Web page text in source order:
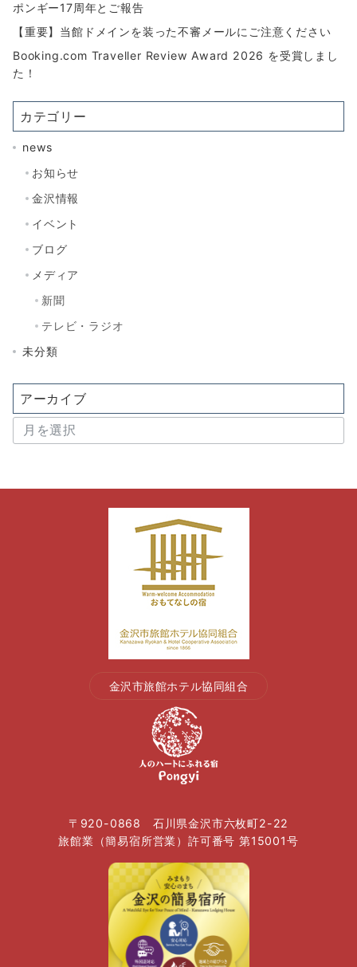
ポンギー17周年とご報告
【重要】当館ドメインを装った不審メールにご注意ください
Booking.com Traveller Review Award 2026 を受賞しまし
た！
カテゴリー
news
お知らせ
金沢情報
イベント
ブログ
メディア
新聞
テレビ・ラジオ
未分類
アーカイブ
ー
金沢市旅館ホテル協同組合
〒920-0868 石川県金沢市六枚町2-22
旅館業（簡易宿所営業）許可番号 第15001号